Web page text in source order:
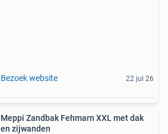
Bezoek website 22 jul 26
Meppi Zandbak Fehmarn XXL met dak
en zijwanden